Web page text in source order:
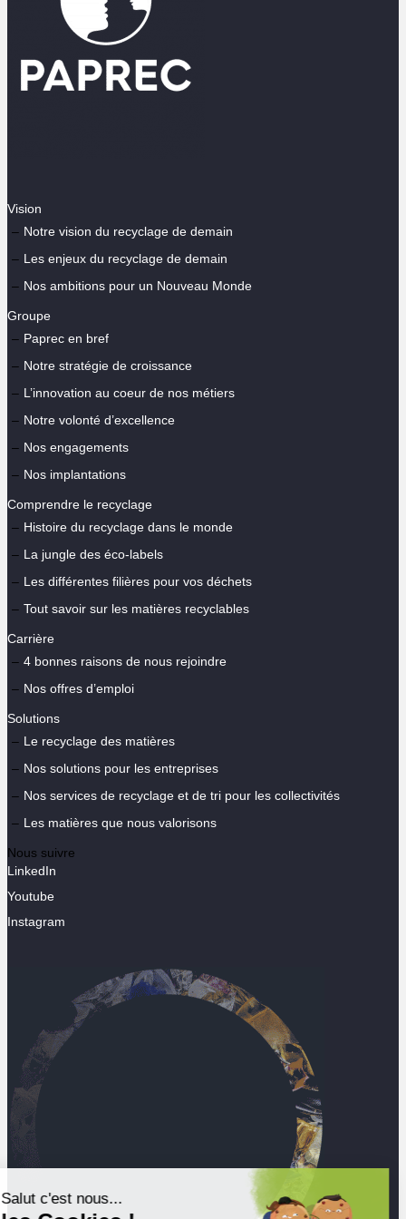
Salut c'est nous...
Vision
Notre vision du recyclage de demain
Les enjeux du recyclage de demain
Nos ambitions pour un Nouveau Monde
Groupe
Paprec en bref
Notre stratégie de croissance
L’innovation au coeur de nos métiers
Notre volonté d’excellence
Nos engagements
Nos implantations
Comprendre le recyclage
Histoire du recyclage dans le monde
La jungle des éco-labels
Les différentes filières pour vos déchets
Tout savoir sur les matières recyclables
Carrière
4 bonnes raisons de nous rejoindre
Nos offres d’emploi
Solutions
Le recyclage des matières
Nos solutions pour les entreprises
Nos services de recyclage et de tri pour les collectivités
Les matières que nous valorisons
Nous suivre
LinkedIn
Youtube
Instagram